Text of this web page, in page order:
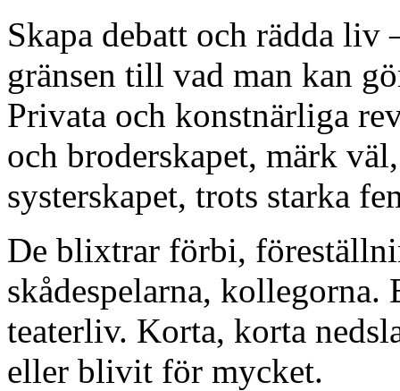
Skapa debatt och rädda liv
gränsen till vad man kan
Privata och konstnärliga
och broderskapet, märk
systerskapet, trots starka
De blixtrar förbi,
skådespelarna,
teaterliv. Korta, korta
eller blivit för mycket.